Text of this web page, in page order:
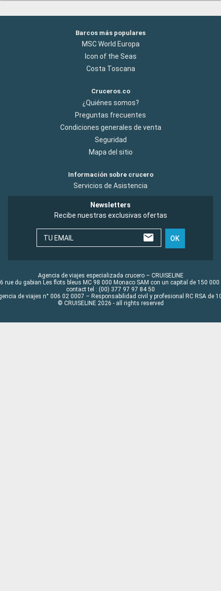
Barcos más populares
MSC World Europa
Icon of the Seas
Costa Toscana
Cruceros.co
¿Quiénes somos?
Preguntas frecuentes
Condiciones generales de venta
Seguridad
Mapa del sitio
Información sobre crucero
Servicios de Asistencia
Newsletters
Recibe nuestras exclusivas ofertas
TU EMAIL OK
Agencia de viajes especializada crucero – CRUISELINE
rue du gabian Les flots bleus MC 98 000 Monaco SAM con un capital de 150 000
contact tel : (00) 377 97 97 84 50
de viajes n° 006 02 0007 – Responsabilidad civil y profesional RC RSA de
© CRUISELINE 2026 - all rights reserved